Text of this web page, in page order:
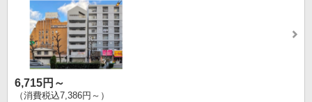
6,715円～
（消費税込7,386円～）